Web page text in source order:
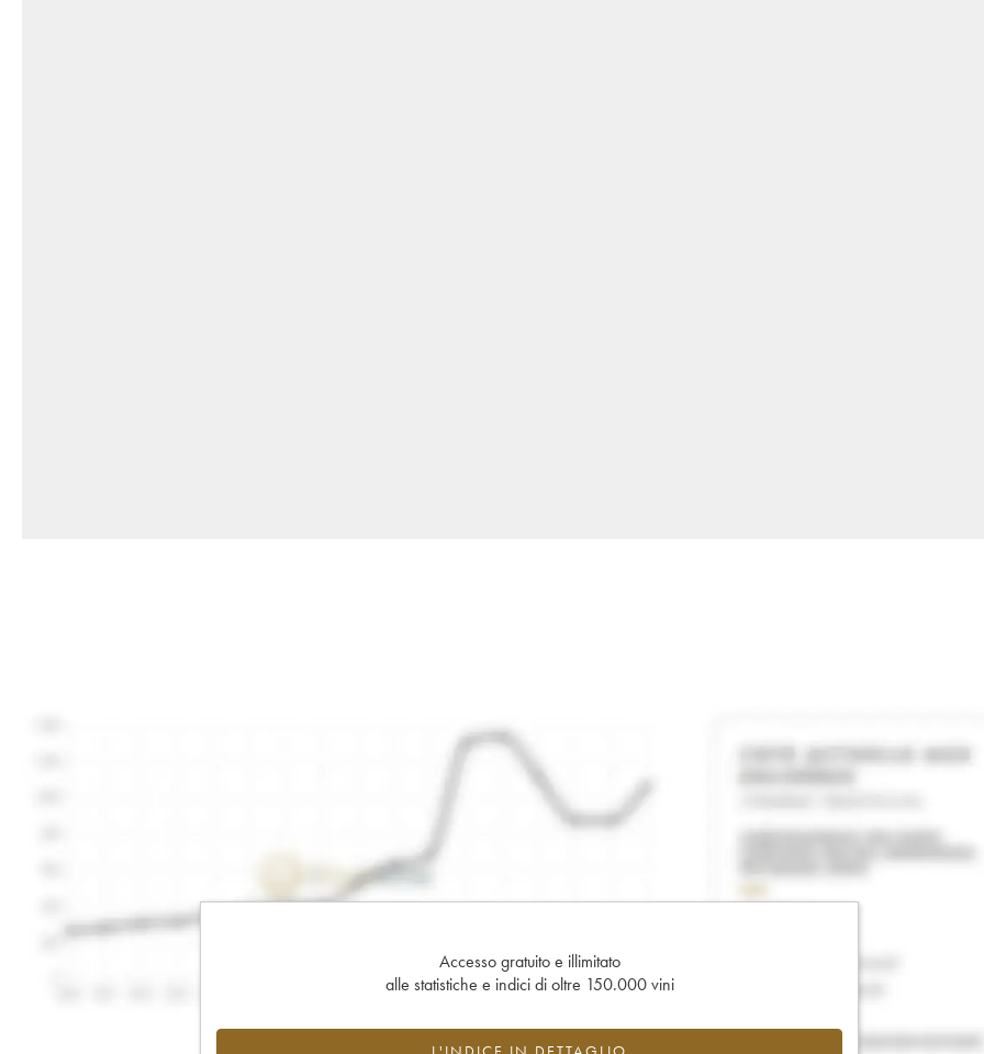
Accesso gratuito e illimitato
alle statistiche e indici di oltre 150.000 vini